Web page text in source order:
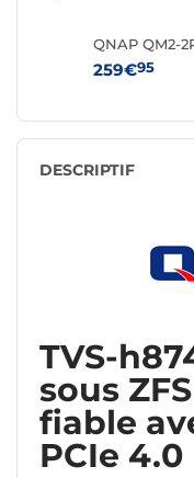
QNAP QM2-
259€95
DESCRIPTIF
TVS-
sous
fiable
PCIe 4.0